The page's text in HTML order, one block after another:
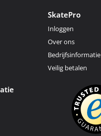
SkatePro
Inloggen
Over ons
Bedrijfsinformatie
Veilig betalen